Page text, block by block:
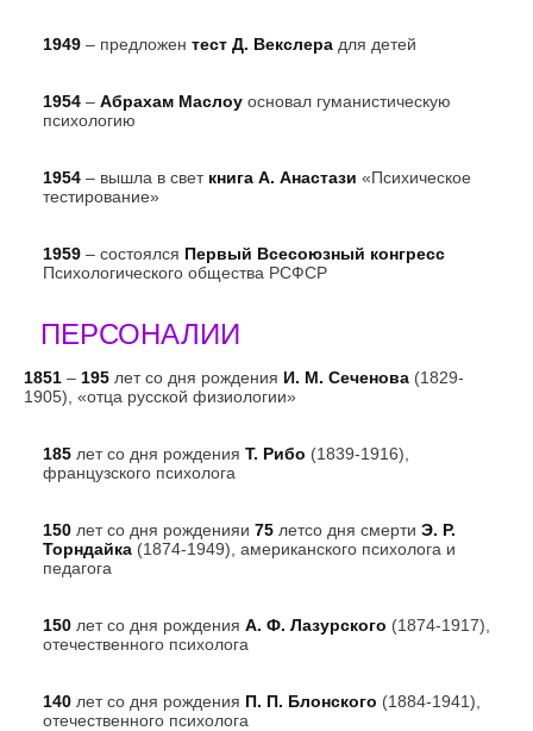
1949– предложен тест Д. Векслерадля детей
1954– Абрахам Маслоуосновал гуманистическую
психологию
1954– вышла в свет книга А. Анастази «Психическое
тестирование»
1959– состоялся Первый Всесоюзный конгресс
Психологического общества РСФСР
ПЕРСОНАЛИИ
1851 – 195 лет со дня рождения И. М. Сеченова (1829-
1905), «отца русской физиологии»
185лет со дня рождения Т. Рибо (1839-1916),
французского психолога
150лет со дня рожденияи 75летсо дня смерти Э. Р.
Торндайка(1874-1949), американского психолога и
педагога
150лет со дня рождения А. Ф. Лазурского (1874-1917),
отечественного психолога
140 лет со дня рождения П. П. Блонского (1884-1941),
отечественного психолога